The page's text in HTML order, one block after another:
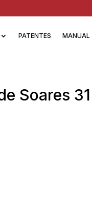
PATENTES MANUAL
Soares